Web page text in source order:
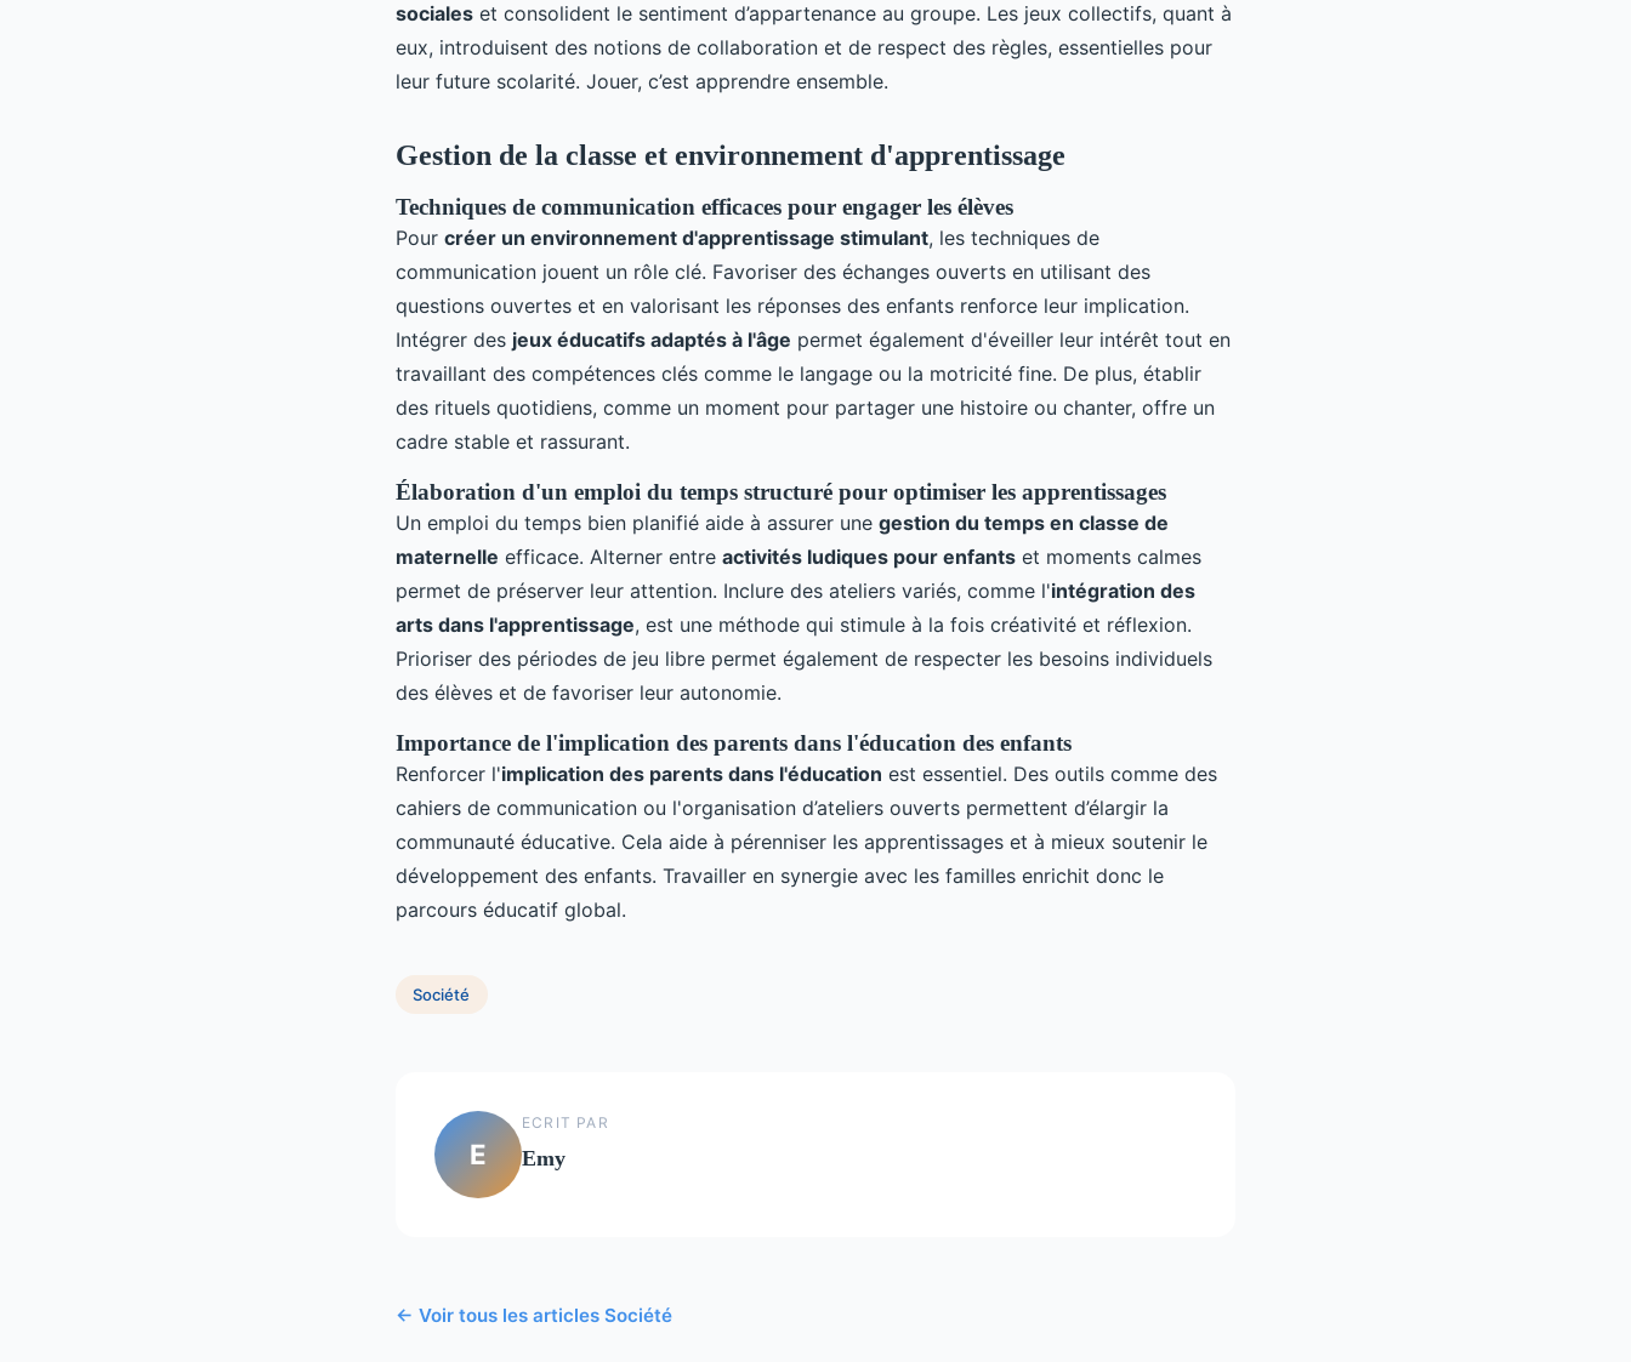
sociales et consolident le sentiment d’appartenance au groupe. Les jeux collectifs, quant à
eux, introduisent des notions de collaboration et de respect des règles, essentielles pour
leur future scolarité. Jouer, c’est apprendre ensemble.
Gestion de la classe et environnement d'apprentissage
Techniques de communication efficaces pour engager les élèves
Pour créer un environnement d'apprentissage stimulant, les techniques de
communication jouent un rôle clé. Favoriser des échanges ouverts en utilisant des
questions ouvertes et en valorisant les réponses des enfants renforce leur implication.
Intégrer des jeux éducatifs adaptés à l'âge permet également d'éveiller leur intérêt tout en
travaillant des compétences clés comme le langage ou la motricité fine. De plus, établir
des rituels quotidiens, comme un moment pour partager une histoire ou chanter, offre un
cadre stable et rassurant.
Élaboration d'un emploi du temps structuré pour optimiser les apprentissages
Un emploi du temps bien planifié aide à assurer une gestion du temps en classe de
maternelle efficace. Alterner entre activités ludiques pour enfants et moments calmes
permet de préserver leur attention. Inclure des ateliers variés, comme l'intégration des
arts dans l'apprentissage, est une méthode qui stimule à la fois créativité et réflexion.
Prioriser des périodes de jeu libre permet également de respecter les besoins individuels
des élèves et de favoriser leur autonomie.
Importance de l'implication des parents dans l'éducation des enfants
Renforcer l'implication des parents dans l'éducation est essentiel. Des outils comme des
cahiers de communication ou l'organisation d’ateliers ouverts permettent d’élargir la
communauté éducative. Cela aide à pérenniser les apprentissages et à mieux soutenir le
développement des enfants. Travailler en synergie avec les familles enrichit donc le
parcours éducatif global.
Société
E
ECRIT PAR
Emy
← Voir tous les articles Société